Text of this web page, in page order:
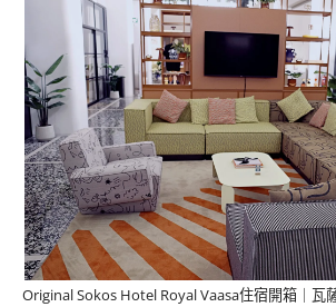
Original Sokos Hotel Royal Vaasa住宿開箱｜瓦